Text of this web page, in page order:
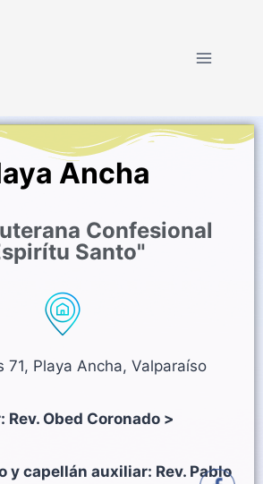
Ancha
Confesional
Santo"
71, Playa Ancha, Valparaíso
Rev. Obed Coronado >
y capellán auxiliar: Rev. Pablo